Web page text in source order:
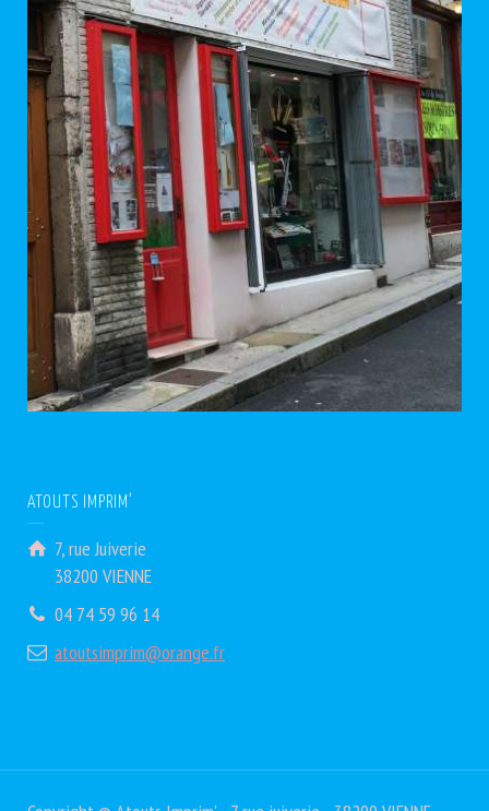
ATOUTS IMPRIM’
7, rue Juiverie
38200 VIENNE
04 74 59 96 14
atoutsimprim@orange.fr